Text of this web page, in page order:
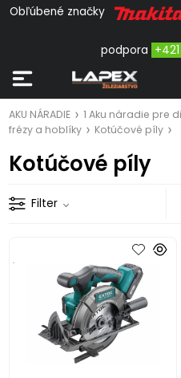
Obľúbené značky
podpora
AKU NÁRADIE 1 Aku náradie pre
frézy a hoblíky
Kotúčové píly
Kotúčové píly
Filter
.